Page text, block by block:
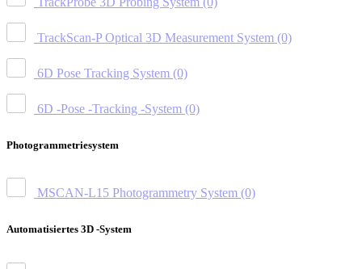
TrackScan-P Optical 3D Measurement System (0)
6D Pose Tracking System (0)
6D -Pose -Tracking -System (0)
Photogrammetriesystem
MSCAN-L15 Photogrammetry System (0)
Automatisiertes 3D -System